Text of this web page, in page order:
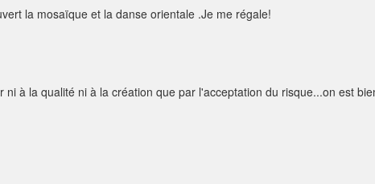
la mosaïque et la danse orientale .Je me régale!
à la qualité ni à la création que par l'acceptation du risque...on est